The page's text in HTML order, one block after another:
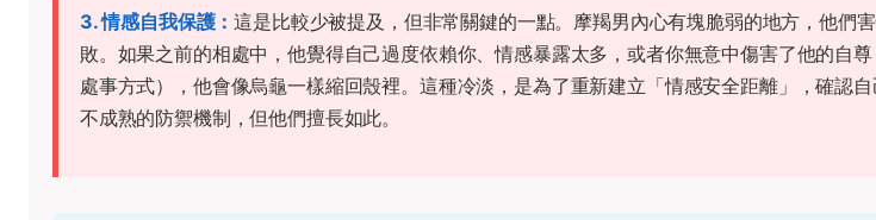
3. 情感自我保護：這是比較少被提及，但非常關鍵的一點。摩羯男內心有塊脆弱的地方，他們
敗。如果之前的相處中，他覺得自己過度依賴你、情感暴露太多，或者你無意中傷害了他的自
處事方式），他會像烏龜一樣縮回殼裡。這種冷淡，是為了重新建立「情感安全距離」，確認
不成熟的防禦機制，但他們擅長如此。